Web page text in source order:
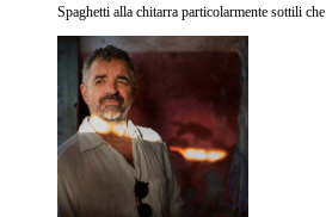
Spaghetti alla chitarra particolarmente sottili